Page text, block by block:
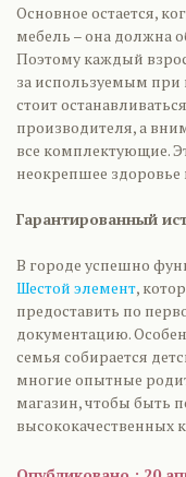
Основное остается,
мебель – она должна
Поэтому каждый
за используемым при
стоит
производителя, а
все комплектующие.
неокрепшее
Гарантированный
В городе успешно
Шестой элемент,
предоставить по
документацию.
семья собирается
многие опытные
магазин, чтобы быть
высококачественных